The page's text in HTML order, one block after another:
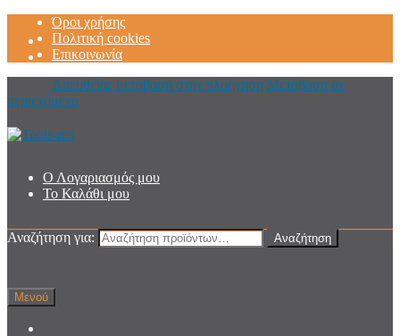
Όροι χρήσης
Πολιτική cookies
Επικοινωνία
Απευθείας μετάβαση στην πλοήγηση Μετάβαση σε
περιεχόμενο
Ο Λογαριασμός μου
Το Καλάθι μου
Αναζήτηση για: Αναζήτηση
Μενού